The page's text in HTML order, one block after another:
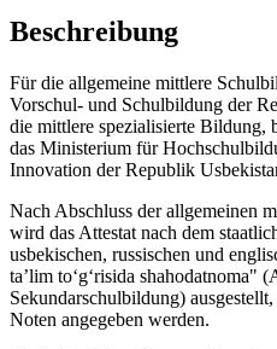
Beschreibung
Für die allgemeine mittlere
Vorschul- und Schulbildung der
die mittlere spezialisierte
das Ministerium für
Innovation der Republik
Nach Abschluss der allgemeinen
wird das Attestat nach dem
usbekischen, russischen und
ta’lim to‘g‘risida shahodatnoma"
Sekundarschulbildung)
Noten angegeben werden.